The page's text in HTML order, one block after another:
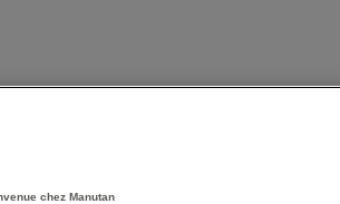
chez Manutan